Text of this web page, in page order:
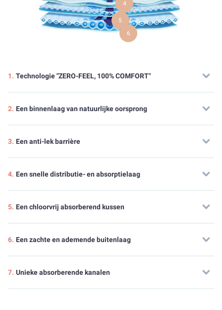
4
5
6
1. Technologie "ZERO-FEEL, 100% COMFORT"
2. Een binnenlaag van natuurlijke oorsprong
3. Een anti-lek barrière
4. Een snelle distributie- en absorptielaag
5. Een chloorvrij absorberend kussen
6. Een zachte en ademende buitenlaag
7. Unieke absorberende kanalen